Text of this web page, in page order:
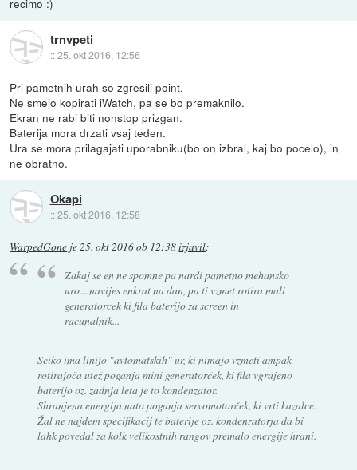
trnvpeti
::25. okt 2016, 12:56
Pri pametnih urah so zgresili point.
Ne smejo kopirati iWatch, pa se bo premaknilo.
Ekran ne rabi biti nonstop prizgan.
Baterija mora drzati vsaj teden.
Ura se mora prilagajati uporabniku(bo on izbral, kaj bo pocelo), in
ne obratno.
Okapi
::25. okt 2016, 12:58
WarpedGone je25. okt 2016 ob 12:38izjavil:
Zakaj se en ne spomne pa nardi pametno mehansko
uro....navijes enkrat na dan, pa ti vzmet rotira mali
generatorcek ki fila baterijo za screen in
racunalnik...
Seiko ima linijo "avtomatskih" ur, ki nimajo vzmeti ampak
rotirajoča utež poganja mini generatorček, ki fila vgrajeno
baterijo oz. zadnja leta je to kondenzator.
Shranjena energija nato poganja servomotorček, ki vrti kazalce.
Žal ne najdem specifikacij te baterije oz. kondenzatorja da bi
lahk povedal za kolk velikostnih rangov premalo energije hrani.